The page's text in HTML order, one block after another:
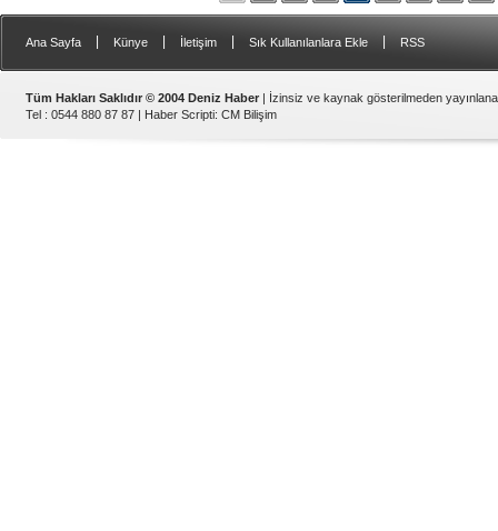
Ana Sayfa Künye İletişim Sık Kullanılanlara Ekle RSS
Tüm Hakları Saklıdır © 2004 Deniz Haber | İzinsiz ve kaynak gösterilmeden
Tel : 0544 880 87 87 | Haber Scripti: CM Bilişim